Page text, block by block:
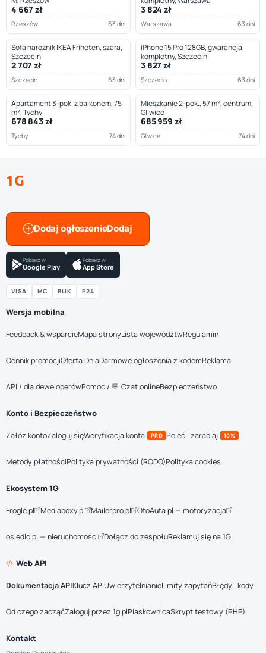
4 667 zł
Rzeszów 63 dni
3 824 zł
Warszawa 63 dni
Sofa narożnik IKEA Friheten, szara,
Szczecin
2 707 zł
Szczecin 63 dni
iPhone 15 Pro 128GB, gwarancja,
kompletny, Szczecin
3 827 zł
Szczecin 63 dni
Apartament 3-pok. z balkonem, 75
m², Tychy
678 843 zł
Tychy 74 dni
Mieszkanie 2-pok., 57 m², centrum,
Gliwice
685 959 zł
Gliwice 74 dni
1G
Dodaj ogłoszenie
Pobierz w
Google Play
Pobierz w
App Store
VISA MC BLIK P24
Wersja mobilna
Feedback & wsparcieMapa stronyLista województwRegulamin
Cennik promocjiOferta DniaDarmowe ogłoszenia z kodemReklama
API / dla deweloperówPomoc / 💬 Czat onlineBezpieczeństwo
Konto i Bezpieczeństwo
Załóż kontoZaloguj sięWeryfikacja konta PRO Poleć i zarabiaj 10%
Metody płatnościPolityka prywatności (RODO)Polityka cookies
Ekosystem 1G
Frogle.pl Mediaboxy.pl Mailerpro.pl OtoAuta.pl — motoryzacja
osiedlo.pl — nieruchomości Dołącz do zespołuReklamuj się na 1G
Web API
Dokumentacja APIKlucz APIUwierzytelnianieLimity zapytańBłędy i kody
Od czego zacząćZaloguj przez 1g.plPiaskownicaSkrypt testowy (PHP)
Kontakt